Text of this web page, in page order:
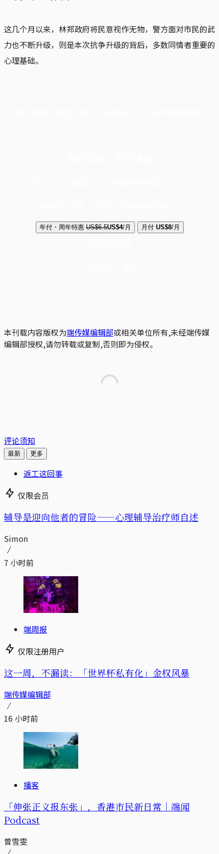
这几个月以来，林郑政府将民意视作无物，警方面对市民的武
力也不断升级，则是本次抗争升级的背后，多数同情者重要的
心理基础。
年付・周年特惠 US$6.5US$4/月 月付 US$8/月
本刊载内容版权为端传媒编辑部或相关单位所有,未经端传媒
编辑部授权,请勿转载或复制,否则即为侵权。
评论须知
最新 更多
返工这回事
仅限会员
辅导是迎向他者的冒险——心理辅导治疗师自述
Simon
7 小时前
端周报
仅限注册用户
这一周，不漏读：「世界杯私有化」金权风暴
端传媒编辑部
16 小时前
播客
「伸张正义报东张」，香港市民新日常｜端闻
Podcast
曾雪雯